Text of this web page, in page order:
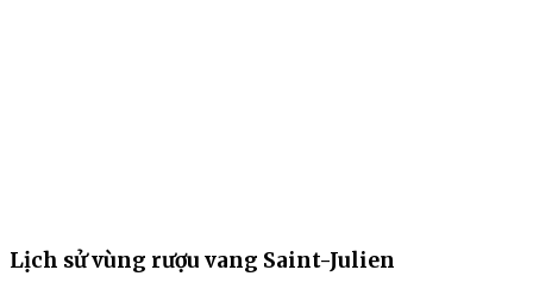
Lịch sử vùng rượu vang Saint-Julien